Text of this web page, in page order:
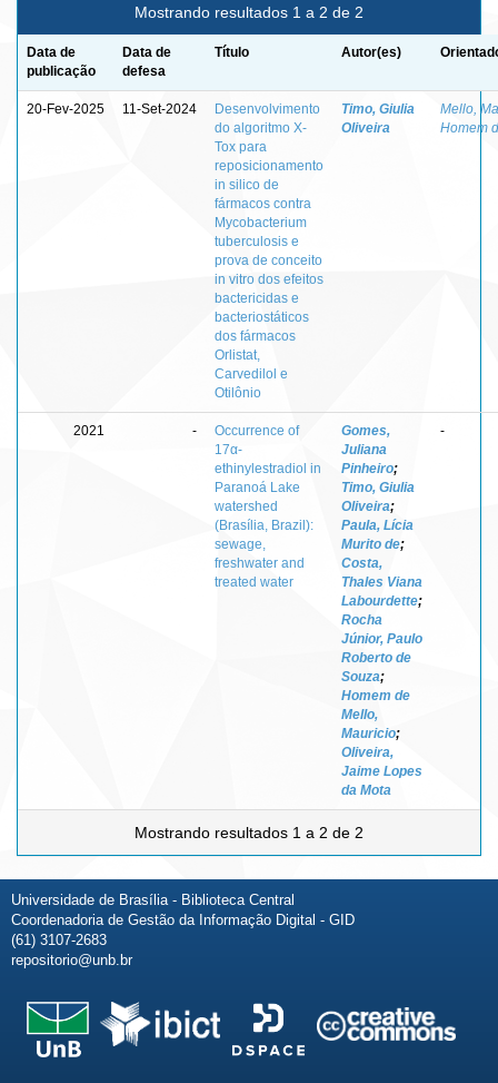
Mostrando resultados 1 a 2 de 2
Data de
publicação
Data de
defesa
Título Autor(es)
20-Fev-2025 11-Set-2024
Desenvolvimento
do algoritmo X-
Tox para
reposicionamento
in silico de
fármacos contra
Mycobacterium
tuberculosis e
prova de conceito
in vitro dos efeitos
bactericidas e
bacteriostáticos
dos fármacos
Orlistat,
Carvedilol e
Otilônio
Timo, Giulia
Oliveira
Mello,
Homem
2021 -
Occurrence of
17α-
ethinylestradiol in
Paranoá Lake
watershed
(Brasília, Brazil):
sewage,
freshwater and
treated water
Gomes,
Juliana
Pinheiro;
Timo, Giulia
Oliveira;
Paula, Lícia
Murito de;
Costa,
Thales Viana
Labourdette;
Rocha
Júnior, Paulo
Roberto de
Souza;
Homem de
Mello,
Mauricio;
Oliveira,
Jaime Lopes
da Mota
-
Mostrando resultados 1 a 2 de 2
Universidade de Brasília - Biblioteca Central
Coordenadoria de Gestão da Informação Digital - GID
(61) 3107-2683
repositorio@unb.br